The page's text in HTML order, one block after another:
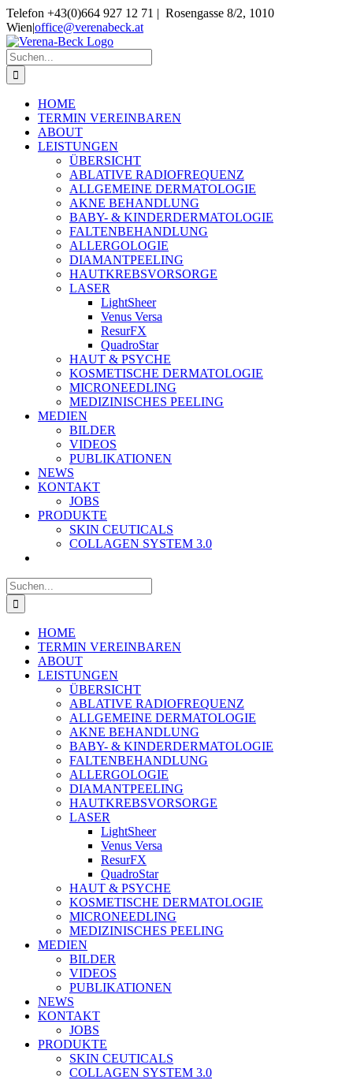
Skip
to
content
Telefon +43(0)664 927 12 71 | Rosengasse 8/2, 1010
Wien|office@verenabeck.at
Suche
nach:
HOME
TERMIN VEREINBAREN
ABOUT
LEISTUNGEN
ÜBERSICHT
ABLATIVE RADIOFREQUENZ
ALLGEMEINE DERMATOLOGIE
AKNE BEHANDLUNG
BABY- & KINDERDERMATOLOGIE
FALTENBEHANDLUNG
ALLERGOLOGIE
DIAMANTPEELING
HAUTKREBSVORSORGE
LASER
LightSheer
Venus Versa
ResurFX
QuadroStar
HAUT & PSYCHE
KOSMETISCHE DERMATOLOGIE
MICRONEEDLING
MEDIZINISCHES PEELING
MEDIEN
BILDER
VIDEOS
PUBLIKATIONEN
NEWS
KONTAKT
JOBS
PRODUKTE
SKIN CEUTICALS
COLLAGEN SYSTEM 3.0
Suche
nach:
HOME
TERMIN VEREINBAREN
ABOUT
LEISTUNGEN
ÜBERSICHT
ABLATIVE RADIOFREQUENZ
ALLGEMEINE DERMATOLOGIE
AKNE BEHANDLUNG
BABY- & KINDERDERMATOLOGIE
FALTENBEHANDLUNG
ALLERGOLOGIE
DIAMANTPEELING
HAUTKREBSVORSORGE
LASER
LightSheer
Venus Versa
ResurFX
QuadroStar
HAUT & PSYCHE
KOSMETISCHE DERMATOLOGIE
MICRONEEDLING
MEDIZINISCHES PEELING
MEDIEN
BILDER
VIDEOS
PUBLIKATIONEN
NEWS
KONTAKT
JOBS
PRODUKTE
SKIN CEUTICALS
COLLAGEN SYSTEM 3.0